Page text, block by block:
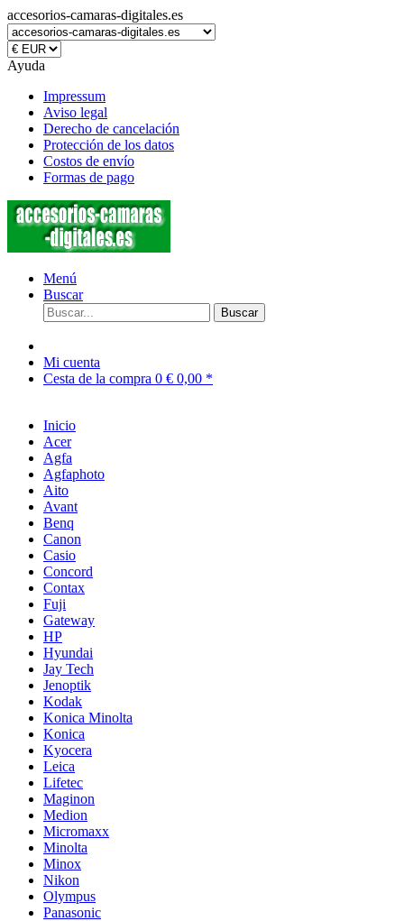
accesorios-camaras-digitales.es
Ayuda
Impressum
Aviso legal
Derecho de cancelación
Protección de los datos
Costos de envío
Formas de pago
Menú
Buscar
Buscar
Mi cuenta
Cesta de la compra 0 € 0,00 *
Inicio
Acer
Agfa
Agfaphoto
Aito
Avant
Benq
Canon
Casio
Concord
Contax
Fuji
Gateway
HP
Hyundai
Jay Tech
Jenoptik
Kodak
Konica Minolta
Konica
Kyocera
Leica
Lifetec
Maginon
Medion
Micromaxx
Minolta
Minox
Nikon
Olympus
Panasonic